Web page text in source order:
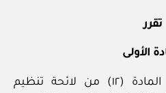
تقرر
الأولى
يلغى البند رقم (٥) من المادة (١٢) من لائحة تنظيم